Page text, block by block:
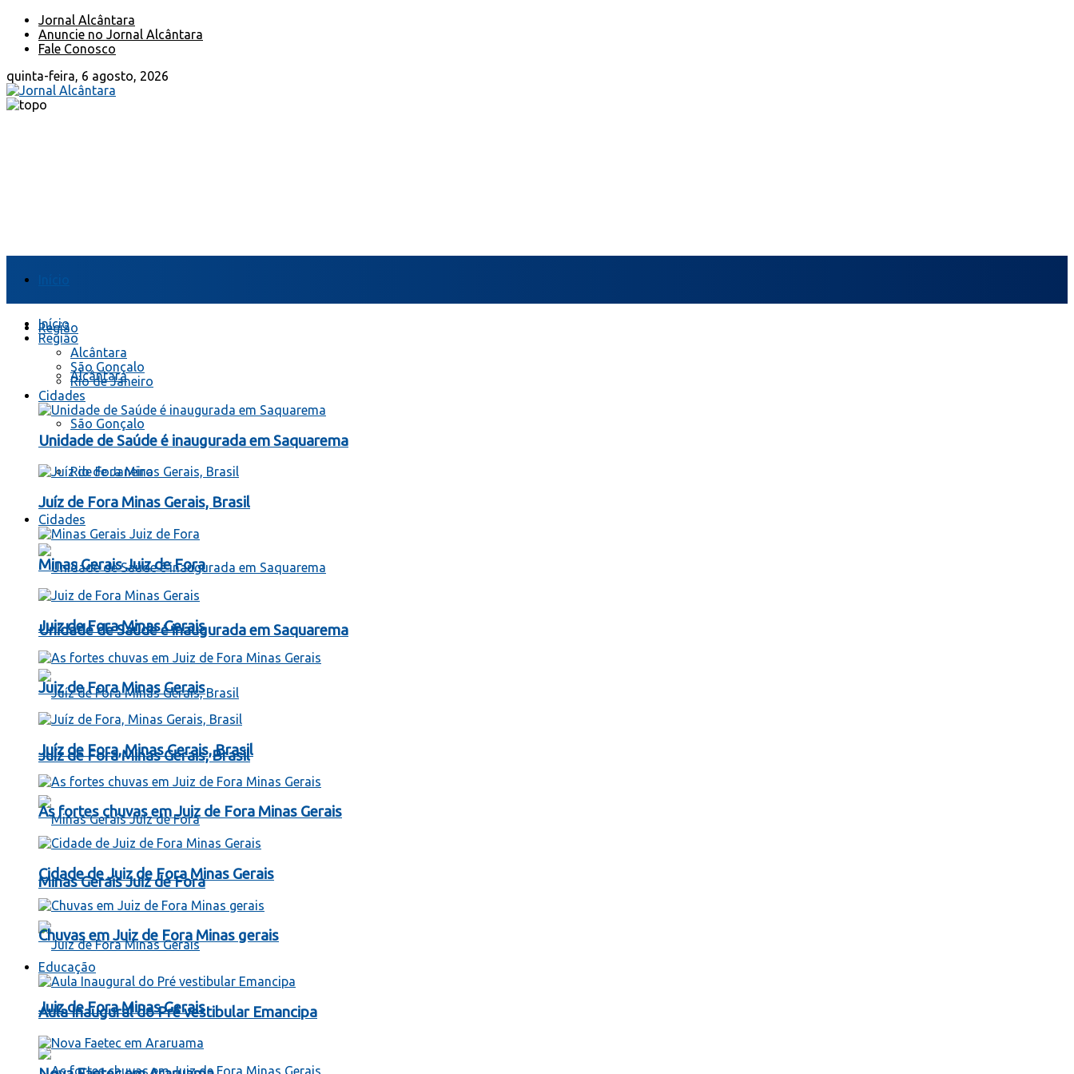
Jornal Alcântara
Anuncie no Jornal Alcântara
Fale Conosco
quinta-feira, 6 agosto, 2026
Região
Alcântara
São Gonçalo
Rio de Janeiro
Cidades
Unidade de Saúde é inaugurada em Saquarema
Juíz de Fora Minas Gerais, Brasil
Minas Gerais Juiz de Fora
Juiz de Fora Minas Gerais
Início
Região
Alcântara
São Gonçalo
Rio de Janeiro
Cidades
Unidade de Saúde é inaugurada em Saquarema
Juíz de Fora Minas Gerais, Brasil
Minas Gerais Juiz de Fora
Juiz de Fora Minas Gerais
Juiz de Fora Minas Gerais
Juíz de Fora, Minas Gerais, Brasil
As fortes chuvas em Juiz de Fora Minas Gerais
Cidade de Juiz de Fora Minas Gerais
Chuvas em Juiz de Fora Minas gerais
Educação
Aula Inaugural do Pré vestibular Emancipa